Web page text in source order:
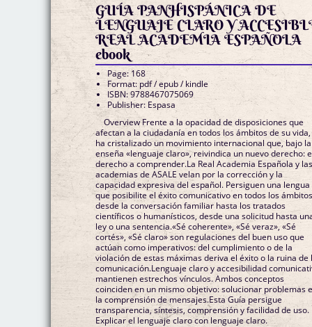
GUÍA PANHISPÁNICA DE
LENGUAJE CLARO Y
REAL ACADEMIA ESPAÑOLA
ebook
Page: 168
Format: pdf / epub / kindle
ISBN: 9788467075069
Publisher: Espasa
Overview Frente a la opacidad de disposiciones que
afectan a la ciudadanía en todos los ámbitos de su vida,
ha cristalizado un movimiento internacional que, bajo la
enseña «lenguaje claro», reivindica un nuevo derecho:
derecho a comprender.La Real Academia Española y
academias de ASALE velan por la corrección y la
capacidad expresiva del español. Persiguen una lengua
que posibilite el éxito comunicativo en todos los
desde la conversación familiar hasta los tratados
científicos o humanísticos, desde una solicitud hasta
ley o una sentencia.«Sé coherente», «Sé veraz», «Sé
cortés», «Sé claro» son regulaciones del buen uso que
actúan como imperativos: del cumplimiento o de la
violación de estas máximas deriva el éxito o la ruina de
comunicación.Lenguaje claro y accesibilidad
mantienen estrechos vínculos. Ambos conceptos
coinciden en un mismo objetivo: solucionar problemas
la comprensión de mensajes.Esta Guía persigue
transparencia, síntesis, comprensión y facilidad de uso.
Explicar el lenguaje claro con lenguaje claro.